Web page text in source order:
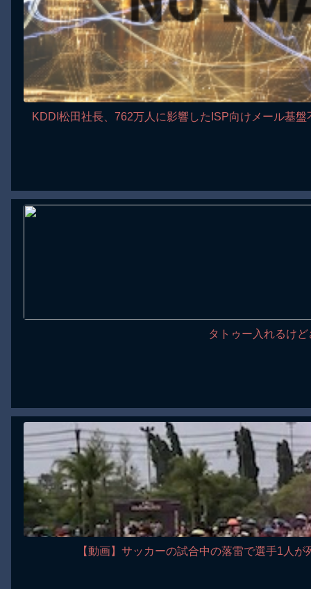
KDDI松田社長、762万人に影響したISP向けメール基
タトゥー入れるけど
【動画】サッカーの試合中の落雷で選手1人